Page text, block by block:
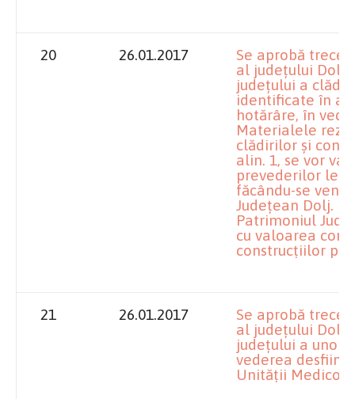
20 26.01.2017
Se aprobă
al judeţului Dolj
judeţului a
identificate în
hotărâre, în
Materialele
clădirilor şi
alin. 1, se vor
prevederilor
făcându-se
Judeţean Dolj.
Patrimoniul
cu valoarea
construcţiilor
21 26.01.2017
Se aprobă
al judeţului Dolj
judeţului a unor
vederea
Unităţii Medico-